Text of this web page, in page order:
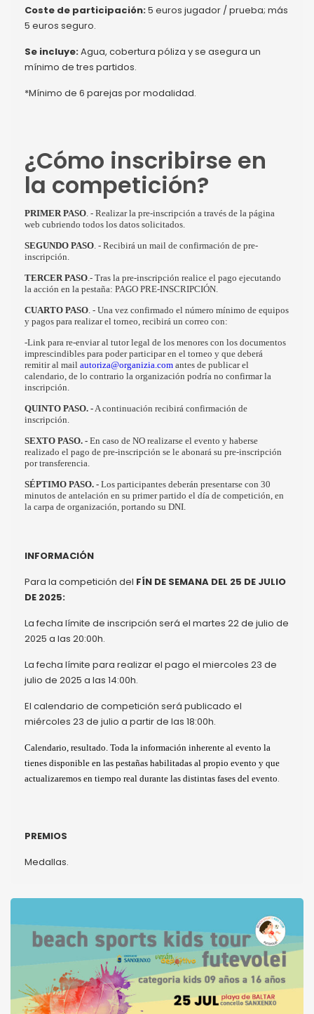
Coste de participación:5 euros jugador / prueba; más
5 euros seguro.
Se incluye:Agua, cobertura póliza y se asegura un
mínimo de tres partidos.
*Mínimo de 6 parejas por modalidad.
¿Cómo inscribirse en
la competición?
PRIMER PASO . - Realizar la pre-inscripción a través de la página
web cubriendo todos los datos solicitados.
SEGUNDO PASO . - Recibirá un mail de confirmación de pre-
inscripción.
TERCER PASO .- Tras la pre-inscripción realice el pago ejecutando
la acción en la pestaña: PAGO PRE-INSCRIPCIÓN.
CUARTO PASO . - Una vez confirmado el número mínimo de equipos
y pagos para realizar el torneo, recibirá un correo con:
-Link para re-enviar al tutor legal de los menores con los documentos
imprescindibles para poder participar en el torneo y que deberá
remitir al mail autoriza@organizia.com antes de publicar el
calendario, de lo contrario la organización podría no confirmar la
inscripción.
QUINTO PASO. - A continuación recibirá confirmación de
inscripción.
SEXTO PASO. - En caso de NO realizarse el evento y haberse
realizado el pago de pre-inscripción se le abonará su pre-inscripción
por transferencia.
SÉPTIMO PASO. - Los participantes deberán presentarse con 30
minutos de antelación en su primer partido el día de competición, en
la carpa de organización, portando su DNI.
INFORMACIÓN
Para la competición del FÍN DE SEMANA DEL 25 DE JULIO
DE 2025:
La fecha límite de inscripción será el martes 22 de julio de
2025 a las 20:00h.
La fecha límite para realizar el pago el miercoles 23 de
julio de 2025 a las 14:00h.
El calendario de competición será publicado el
miércoles 23 de julio a partir de las 18:00h.
Calendario, resultado. Toda la información inherente al evento la
tienes disponible en las pestañas habilitadas al propio evento y que
actualizaremos en tiempo real durante las distintas fases del evento.
PREMIOS
Medallas.